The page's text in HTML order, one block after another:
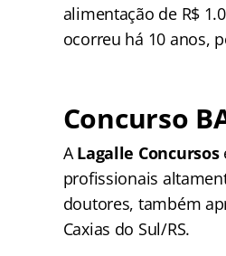
alimentação de R$
ocorreu há 10 anos,
Concurso
ALagalle Concursos
profissionais
doutores, também
Caxias do Sul/RS.